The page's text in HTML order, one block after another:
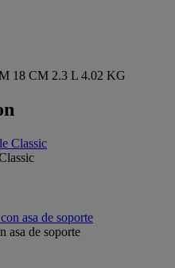
18 CM 2.3 L 4.02 KG
asa de soporte